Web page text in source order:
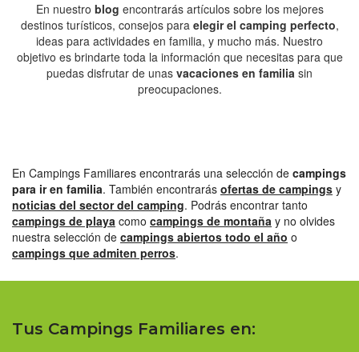
En nuestro blog encontrarás artículos sobre los mejores
destinos turísticos, consejos paraelegir el camping perfecto,
ideas para actividades en familia, y mucho más. Nuestro
objetivo es brindarte toda la información que necesitas para que
puedas disfrutar de unas vacaciones en familia sin
preocupaciones.
En Campings Familiares encontrarás una selección de campings
para ir en familia. También encontrarás ofertas de campings y
noticias del sector del camping. Podrás encontrar tanto
campings de playa como campings de montaña y no olvides
nuestra selección de campings abiertos todo el año o
campings que admiten perros.
Tus Campings Familiares en: